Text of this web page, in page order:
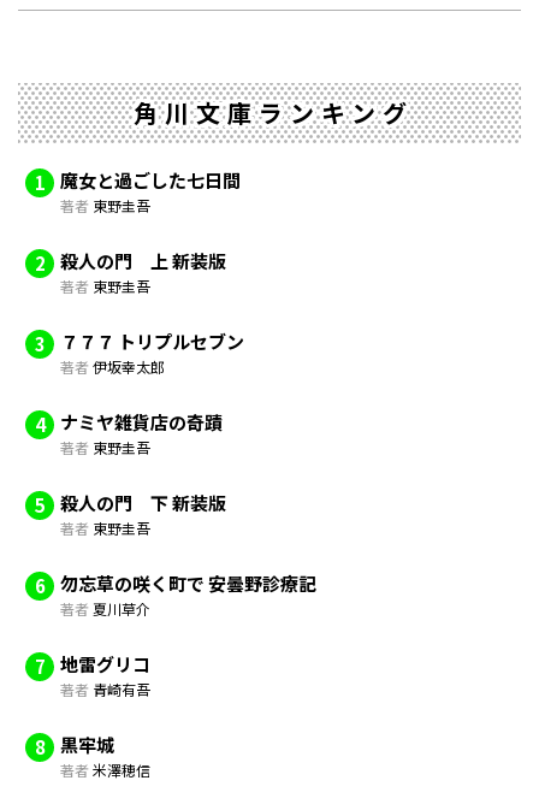
角川文庫ランキング
1 魔女と過ごした七日間
著者 東野圭吾
2 殺人の門 上 新装版
著者 東野圭吾
3 ７７７ トリプルセブン
著者 伊坂幸太郎
4 ナミヤ雑貨店の奇蹟
著者 東野圭吾
5 殺人の門 下 新装版
著者 東野圭吾
6 勿忘草の咲く町で 安曇野診療記
著者 夏川草介
7 地雷グリコ
著者 青崎有吾
8 黒牢城
著者 米澤穂信